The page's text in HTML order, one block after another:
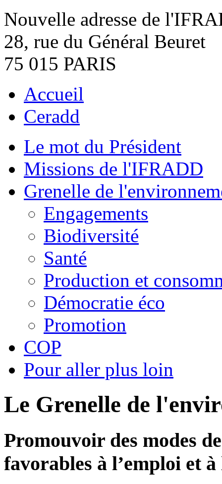
Nouvelle adresse de
28, rue du Général Beuret
75 015 PARIS
Accueil
Ceradd
Le mot du Président
Missions de l'IFRADD
Grenelle de
Engagements
Biodiversité
Santé
Production et
Démocratie éco
Promotion
COP
Pour aller plus loin
Le Grenelle de
Promouvoir des modes
favorables à l’emploi et